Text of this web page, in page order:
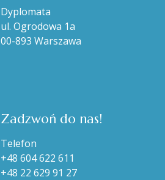
Dyplomata
ul. Ogrodowa 1a
00-893 Warszawa
Zadzwoń do nas!
Telefon
+48 604 622 611
+48 22 629 91 27